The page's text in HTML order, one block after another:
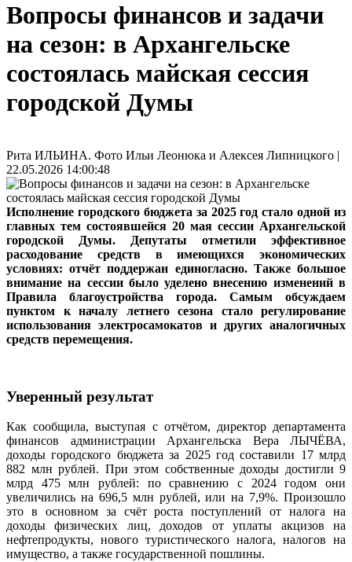
Вопросы финансов и задачи
на сезон: в Архангельске
состоялась майская сессия
городской Думы
Рита ИЛЬИНА. Фото Ильи Леонюка и Алексея Липницкого |
22.05.2026 14:00:48
Исполнение городского бюджета за 2025 год стало одной из
главных тем состоявшейся 20 мая сессии Архангельской
городской Думы. Депутаты отметили эффективное
расходование средств в имеющихся экономических
условиях: отчёт поддержан единогласно. Также большое
внимание на сессии было уделено внесению изменений в
Правила благоустройства города. Самым обсуждаем
пунктом к началу летнего сезона стало регулирование
использования электросамокатов и других аналогичных
средств перемещения.
Уверенный результат
Как сообщила, выступая с отчётом, директор департамента
финансов администрации Архангельска Вера ЛЫЧЁВА,
доходы городского бюджета за 2025 год составили 17 млрд
882 млн рублей. При этом собственные доходы достигли 9
млрд 475 млн рублей: по сравнению с 2024 годом они
увеличились на 696,5 млн рублей, или на 7,9%. Произошло
это в основном за счёт роста поступлений от налога на
доходы физических лиц, доходов от уплаты акцизов на
нефтепродукты, нового туристического налога, налогов на
имущество, а также государственной пошлины.